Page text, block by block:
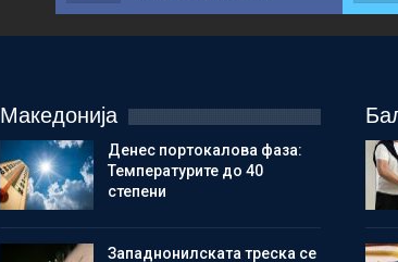
Македонија
Денес портокалова фаза:
Температурите до 40
степени
Западнонилската треска се